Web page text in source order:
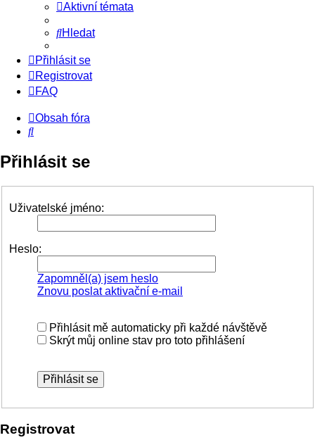
Aktivní témata
Hledat
Přihlásit se
Registrovat
FAQ
Obsah fóra
Hledat
Přihlásit se
Uživatelské jméno:
Heslo:
Zapomněl(a) jsem heslo
Znovu poslat aktivační e-mail
Přihlásit mě automaticky při každé návštěvě
Skrýt můj online stav pro toto přihlášení
Registrovat